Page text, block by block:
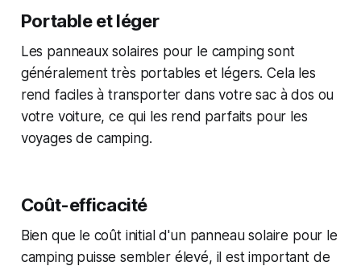
Portable et léger
Les panneaux solaires pour le camping sont
généralement très portables et légers. Cela les
rend faciles à transporter dans votre sac à dos ou
votre voiture, ce qui les rend parfaits pour les
voyages de camping.
Coût-efficacité
Bien que le coût initial d'un panneau solaire pour le
camping puisse sembler élevé, il est important de